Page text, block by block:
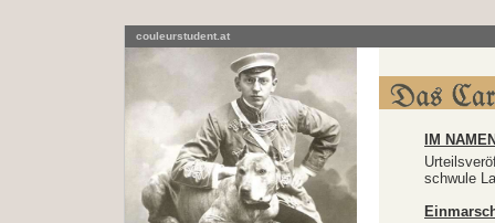
couleurstudent.at
IM
schwule